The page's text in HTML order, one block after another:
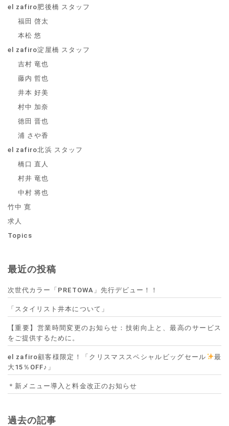
el zafiro肥後橋 スタッフ
福田 啓太
本松 悠
el zafiro淀屋橋 スタッフ
吉村 竜也
藤内 哲也
井本 好美
村中 加奈
徳田 晋也
浦 さや香
el zafiro北浜 スタッフ
橋口 直人
村井 竜也
中村 将也
竹中 寛
求人
Topics
最近の投稿
次世代カラー「PRETOWA」先行デビュー！！
「スタイリスト井本について」
【重要】営業時間変更のお知らせ：技術向上と、最高のサービス
をご提供するために。
el zafiro顧客様限定！「クリスマススペシャルビッグセール
最
大15％OFF♪」
＊新メニュー導入と料金改正のお知らせ
過去の記事